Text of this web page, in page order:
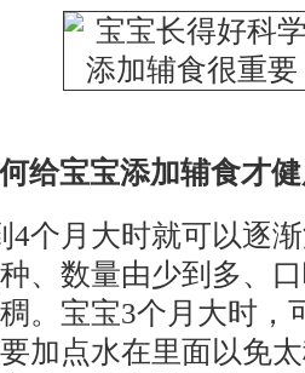
给宝宝添加辅食才
4个月大时就可以逐
、数量由少到多、
。宝宝3个月大时，
加点水在里面以免